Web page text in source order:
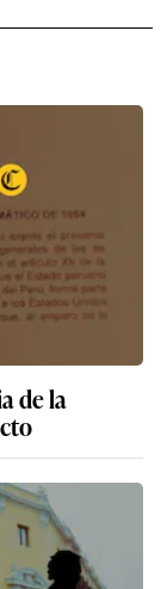
de la